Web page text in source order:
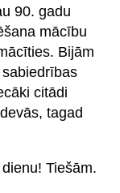
90. gadu
mācību
Bijām
citādi
tagad
Tiešām.